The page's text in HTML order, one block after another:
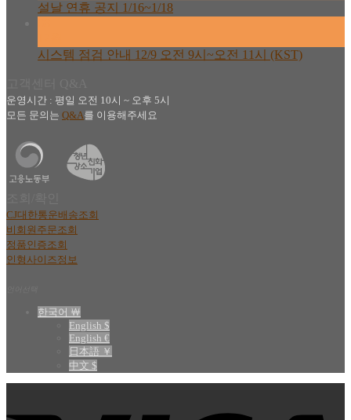
설날 연휴 공지 1/16~1/18
시스템 점검 안내 12/9 오전 9시~오전 11시 (KST)
운영시간 : 평일 오전 10시 ~ 오후 5시
모든 문의는 Q&A를 이용해주세요
CJ대한통운배송조회
비회원주문조회
정품인증조회
인형사이즈정보
한국어 ￦
English $
English €
日本語 ￥
中文 $